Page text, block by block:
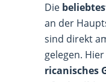
Die
an der
sind direkt
gelegen.
ricanisches